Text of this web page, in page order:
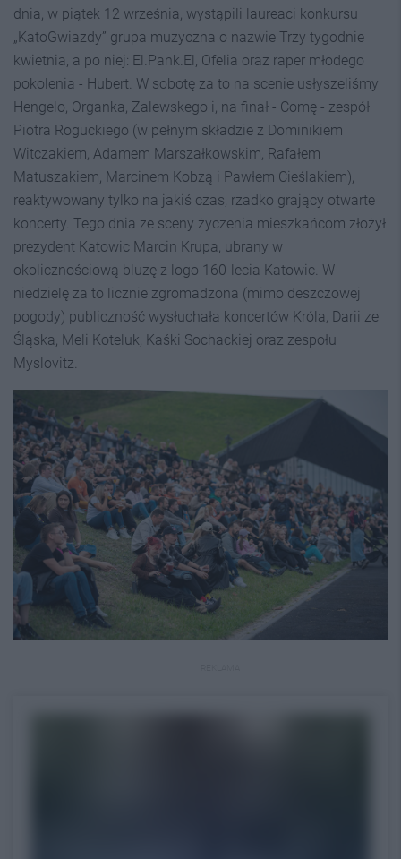
dnia, w piątek 12 września, wystąpili laureaci konkursu
„KatoGwiazdy” grupa muzyczna o nazwie Trzy tygodnie
kwietnia, a po niej: El.Pank.El, Ofelia oraz raper młodego
pokolenia - Hubert. W sobotę za to na scenie usłyszeliśmy
Hengelo, Organka, Zalewskego i, na finał - Comę - zespół
Piotra Roguckiego (w pełnym składzie z Dominikiem
Witczakiem, Adamem Marszałkowskim, Rafałem
Matuszakiem, Marcinem Kobzą i Pawłem Cieślakiem),
reaktywowany tylko na jakiś czas, rzadko grający otwarte
koncerty. Tego dnia ze sceny życzenia mieszkańcom złożył
prezydent Katowic Marcin Krupa, ubrany w
okolicznościową bluzę z logo 160-lecia Katowic. W
niedzielę za to licznie zgromadzona (mimo deszczowej
pogody) publiczność wysłuchała koncertów Króla, Darii ze
Śląska, Meli Koteluk, Kaśki Sochackiej oraz zespołu
Myslovitz.